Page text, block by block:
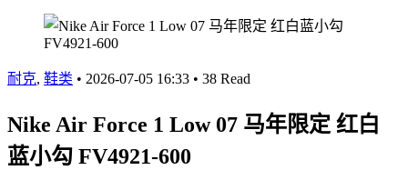
耐克, 鞋类 • 2026-07-05 16:33 • 38 Read
Nike Air Force 1 Low 07 马年限定 红白
蓝小勾 FV4921-600